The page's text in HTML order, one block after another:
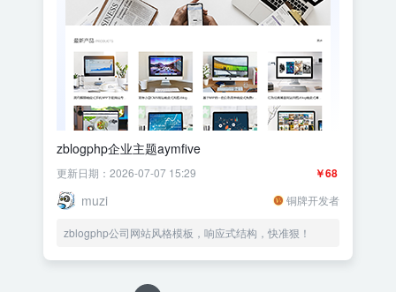
zblogphp企业主题aymfive
￥68
更新日期：2026-07-07 15:29
muzi 铜牌开发者
zblogphp公司网站风格模板，响应式结构，快准狠！